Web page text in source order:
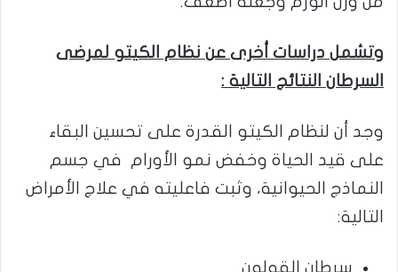
وتشمل دراسات أخرى عن نظام الكيتو لمرضى
السرطان النتائج التالية :
وجد أن لنظام الكيتو القدرة على تحسين البقاء
على قيد الحياة وخفض نمو الأورام في جسم
النماذج الحيوانية، وثبت فاعليته في علاج الأمراض
التالية:
سرطان القولون